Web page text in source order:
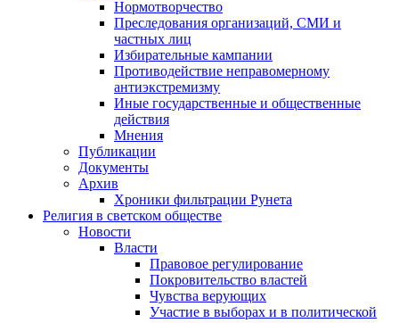
Нормотворчество
Преследования организаций, СМИ и
частных лиц
Избирательные кампании
Противодействие неправомерному
антиэкстремизму
Иные государственные и общественные
действия
Мнения
Публикации
Документы
Архив
Хроники фильтрации Рунета
Религия в светском обществе
Новости
Власти
Правовое регулирование
Покровительство властей
Чувства верующих
Участие в выборах и в политической